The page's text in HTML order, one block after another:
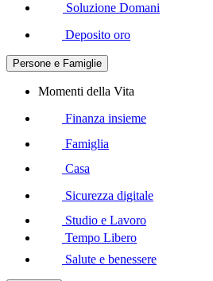
Soluzione Domani
Deposito oro
Persone e Famiglie
Momenti della Vita
Finanza insieme
Famiglia
Casa
Sicurezza digitale
Studio e Lavoro
Tempo Libero
Salute e benessere